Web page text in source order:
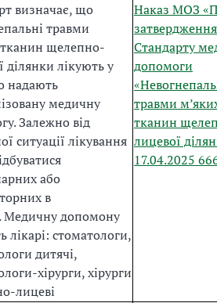
визначає, що
травми
щелепно-
ділянки лікують у
надають
медичну
Залежно від
ситуації лікування
або
в
Медичну допомону
лікарі: стоматологи,
дитячі,
хірурги, хірурги
лицеві
Наказ МОЗ
затвердження
Стандарту
допомоги
травми
тканин
лицевої
17.04.2025